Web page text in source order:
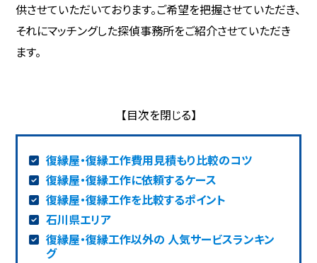
供させていただいております。ご希望を把握させていただき、
それにマッチングした探偵事務所をご紹介させていただき
ます。
復縁屋・復縁工作費用見積もり比較のコツ
復縁屋・復縁工作に依頼するケース
復縁屋・復縁工作を比較するポイント
石川県エリア
復縁屋・復縁工作以外の 人気サービスランキン
グ